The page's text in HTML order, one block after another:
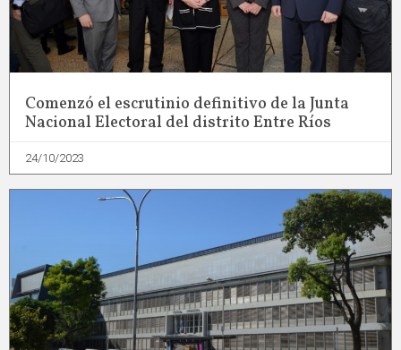
Comenzó el escrutinio definitivo de la Junta
Nacional Electoral del distrito Entre Ríos
24/10/2023